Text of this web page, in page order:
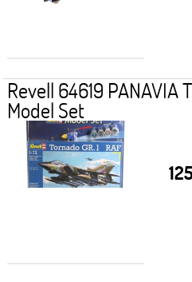
Revell 64619 PANAVIA
Model Set